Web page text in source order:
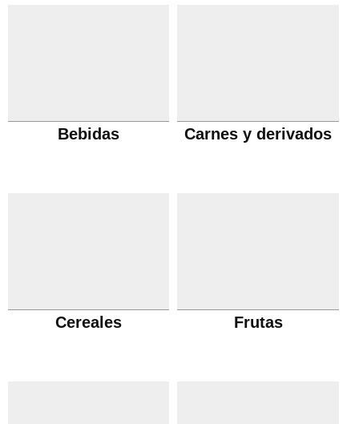
Bebidas Carnes y derivados
Cereales Frutas